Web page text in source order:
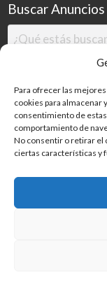
Para ofrecer las
cookies para almacenar
consentimiento de
comportamiento de
No consentir o retirar el
ciertas características y
Buscar